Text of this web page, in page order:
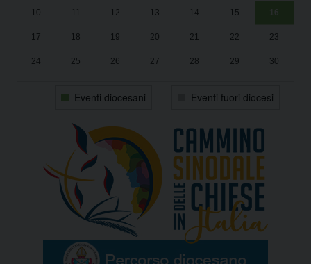
10 11 12 13 14 15 16
17 18 19 20 21 22 23
24 25 26 27 28 29 30
Eventi diocesani Eventi fuori diocesi